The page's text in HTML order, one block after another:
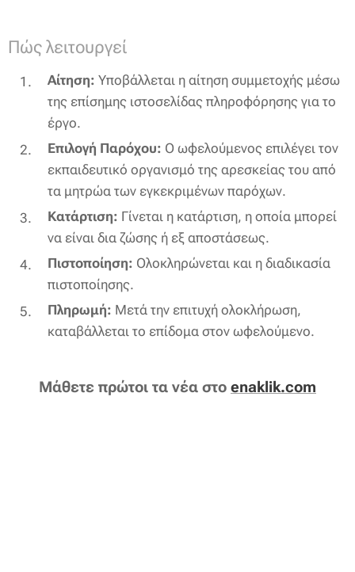
Πώς λειτουργεί
Αίτηση: Υποβάλλεται η αίτηση συμμετοχής μέσω
της επίσημης ιστοσελίδας πληροφόρησης για το
έργο.
Επιλογή Παρόχου: Ο ωφελούμενος επιλέγει τον
εκπαιδευτικό οργανισμό της αρεσκείας του από
τα μητρώα των εγκεκριμένων παρόχων.
Κατάρτιση: Γίνεται η κατάρτιση, η οποία μπορεί
να είναι δια ζώσης ή εξ αποστάσεως.
Πιστοποίηση: Ολοκληρώνεται και η διαδικασία
πιστοποίησης.
Πληρωμή: Μετά την επιτυχή ολοκλήρωση,
καταβάλλεται το επίδομα στον ωφελούμενο.
Μάθετε πρώτοι τα νέα στο enaklik.com